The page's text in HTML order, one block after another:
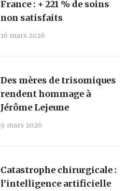
France : + 221 % de soins
non satisfaits
16 mars 2026
Des mères de trisomiques
rendent hommage à
Jérôme Lejeune
9 mars 2026
Catastrophe chirurgicale :
l’intelligence artificielle